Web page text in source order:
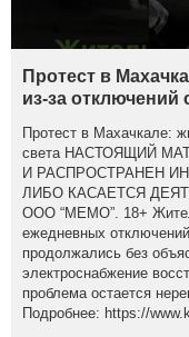
Протест в
из-за отключений
Протест в Махачкале:
света НАСТОЯЩИЙ
И РАСПРОСТРАНЕН
ЛИБО КАСАЕТСЯ
ООО “МЕМО”. 18+
ежедневных
продолжались без
электроснабжение
проблема остается
Подробнее: https://